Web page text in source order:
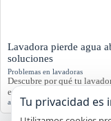
Lavadora pierde agua
soluciones
Problemas en lavadoras
Descubre por qué tu
este análisis detallado.…
agua,averías,lavadora,
Tu privacidad es